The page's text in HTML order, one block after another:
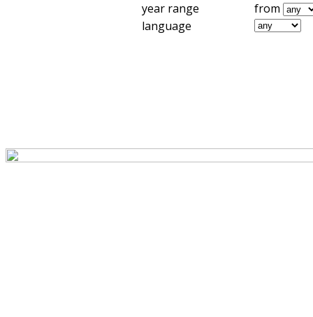
year range
from
language